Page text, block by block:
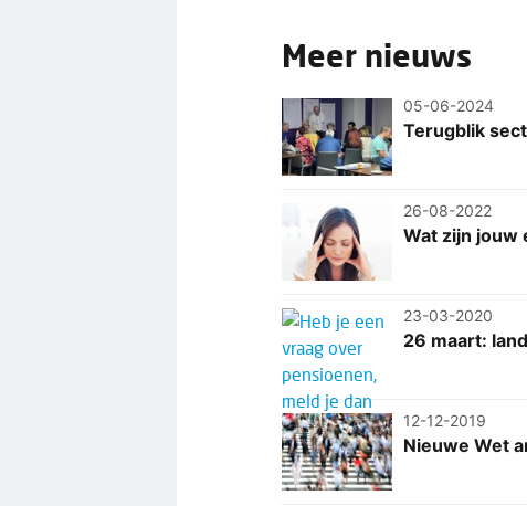
Meer nieuws
05-06-2024
Terugblik
26-08-2022
Wat zijn jouw
23-03-2020
26 maart:
12-12-2019
Nieuwe Wet